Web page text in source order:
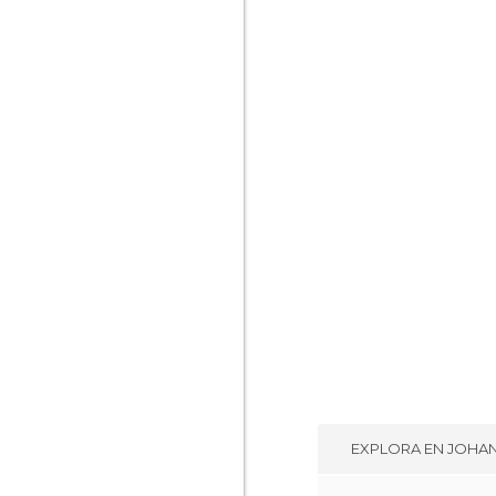
EXPLORA EN